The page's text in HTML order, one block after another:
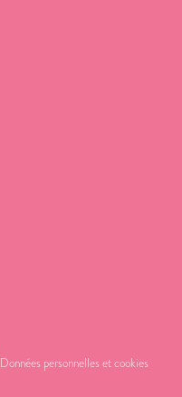
Données personnelles et cookies